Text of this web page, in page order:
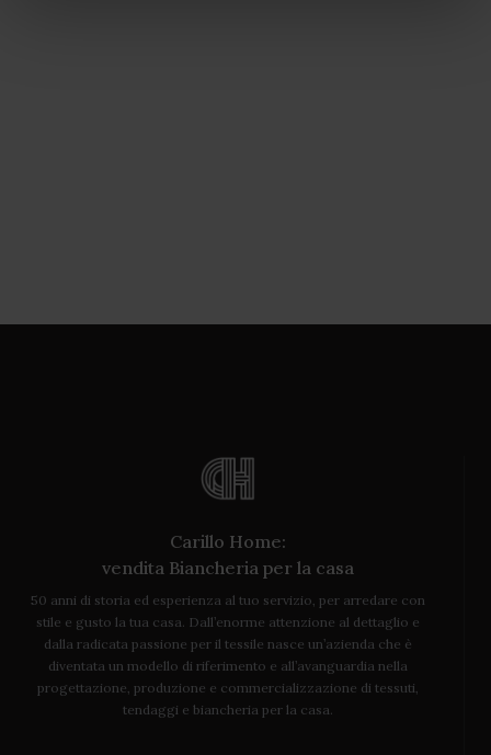
Carillo Home:
vendita Biancheria per la casa
50 anni di storia ed esperienza al tuo servizio, per arredare con
stile e gusto la tua casa. Dall’enorme attenzione al dettaglio e
dalla radicata passione per il tessile nasce un’azienda che è
diventata un modello di riferimento e all’avanguardia nella
progettazione, produzione e commercializzazione di tessuti,
tendaggi e biancheria per la casa.